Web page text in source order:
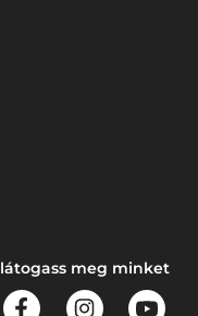
látogass meg minket